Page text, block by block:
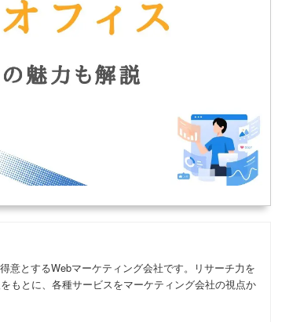
意とするWebマーケティング会社です。リサーチ力を
もとに、各種サービスをマーケティング会社の視点か